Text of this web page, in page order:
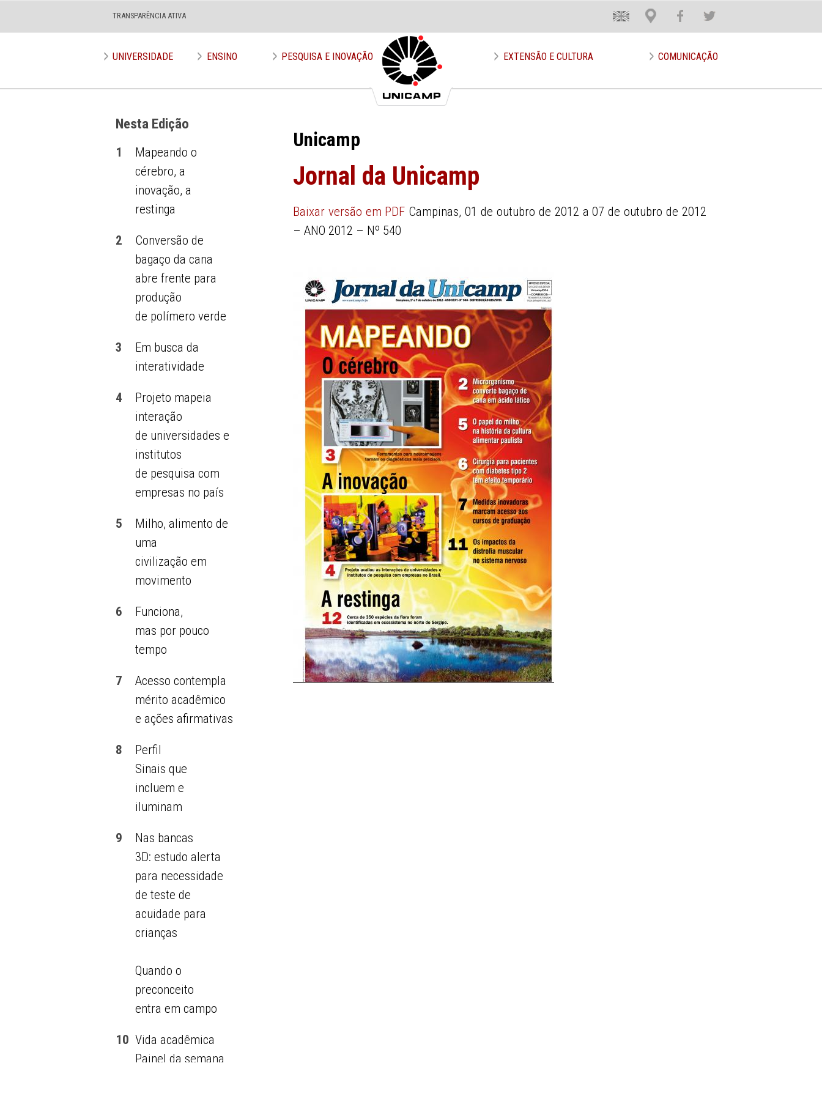
TRANSPARÊNCIA ATIVA
Loca
UNIVERSIDADE ENSINO PESQUISA E INOVAÇÃO EXTENSÃO E CULTURA COMUNICAÇÃO
Unicamp
Jornal da Unicamp
Baixar versão em PDF Campinas, 01 de outubro de 2012 a 07 de outubro de 2012
– ANO 2012 – Nº 540
Nesta Edição
1
Mapeando o
cérebro, a
inovação, a
restinga
2
Conversão de
bagaço da cana
abre frente para
produção
de polímero verde
3
Em busca da
interatividade
4
Projeto mapeia
interação
de universidades e
institutos
de pesquisa com
empresas no país
5
Milho, alimento de
uma
civilização em
movimento
6
Funciona,
mas por pouco
tempo
7
Acesso contempla
mérito acadêmico
e ações afirmativas
8
Perfil
Sinais que
incluem e
iluminam
9
Nas bancas
3D: estudo alerta
para necessidade
de teste de
acuidade para
crianças
Quando o
preconceito
entra em campo
10 Vida acadêmica
Painel da semana